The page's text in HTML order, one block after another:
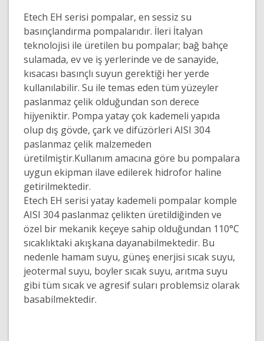
Etech EH serisi pompalar, en sessiz su
basınçlandırma pompalarıdır. İleri İtalyan
teknolojisi ile üretilen bu pompalar; bağ bahçe
sulamada, ev ve iş yerlerinde ve de sanayide,
kısacası basınçlı suyun gerektiği her yerde
kullanılabilir. Su ile temas eden tüm yüzeyler
paslanmaz çelik olduğundan son derece
hijyeniktir. Pompa yatay çok kademeli yapıda
olup dış gövde, çark ve difüzörleri AISI 304
paslanmaz çelik malzemeden
üretilmiştir.Kullanım amacına göre bu pompalara
uygun ekipman ilave edilerek hidrofor haline
getirilmektedir.
Etech EH serisi yatay kademeli pompalar komple
AISI 304 paslanmaz çelikten üretildiğinden ve
özel bir mekanik keçeye sahip olduğundan 110°C
sıcaklıktaki akışkana dayanabilmektedir. Bu
nedenle hamam suyu, güneş enerjisi sıcak suyu,
jeotermal suyu, boyler sıcak suyu, arıtma suyu
gibi tüm sıcak ve agresif suları problemsiz olarak
basabilmektedir.